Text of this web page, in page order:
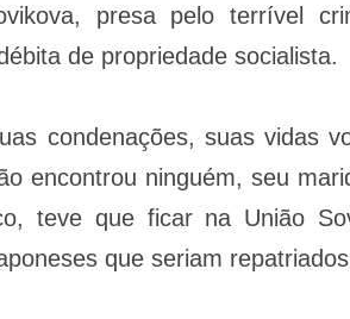
presa pelo terrível
de propriedade socialista.
condenações, suas vidas
encontrou ninguém, seu
teve que ficar na União
que seriam